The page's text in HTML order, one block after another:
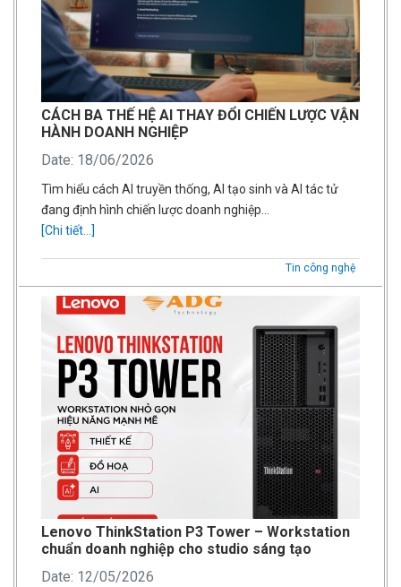
CÁCH BA THẾ HỆ AI THAY ĐỔI CHIẾN LƯỢC VẬN
HÀNH DOANH NGHIỆP
Date: 18/06/2026
Tìm hiểu cách AI truyền thống, AI tạo sinh và AI tác tử
đang định hình chiến lược doanh nghiệp…
[Chi tiết...]
Tin công nghệ
Lenovo ThinkStation P3 Tower – Workstation
chuẩn doanh nghiệp cho studio sáng tạo
Date: 12/05/2026